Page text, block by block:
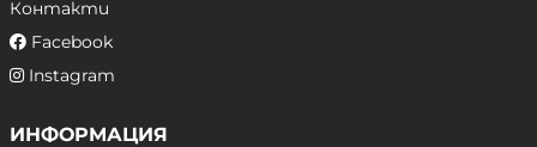
Контакти
Facebook
Instagram
ИНФОРМАЦИЯ